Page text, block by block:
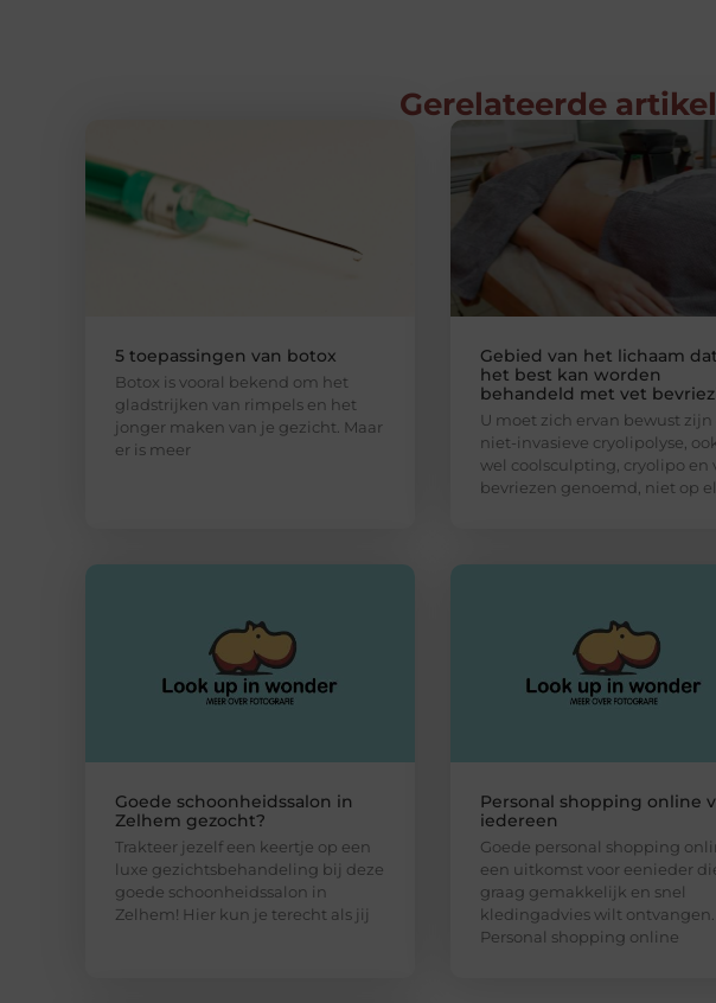
Gerelateerde
5 toepassingen van botox
Botox is vooral bekend om het
gladstrijken van rimpels en het
jonger maken van je gezicht. Maar
er is meer
Gebied van het lichaam dat
het best kan worden
behandeld met vet
U moet zich ervan bewust zijn
niet-invasieve cryolipolyse,
wel coolsculpting, cryolipo en
bevriezen genoemd, niet op
Goede schoonheidssalon in
Zelhem gezocht?
Trakteer jezelf een keertje op een
luxe gezichtsbehandeling bij deze
goede schoonheidssalon in
Zelhem! Hier kun je terecht als jij
Personal shopping online
iedereen
Goede personal shopping
een uitkomst voor eenieder
graag gemakkelijk en snel
kledingadvies wilt ontvangen.
Personal shopping online